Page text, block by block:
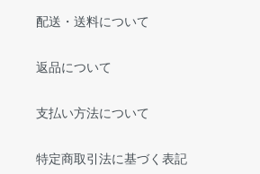
配送・送料について
返品について
支払い方法について
特定商取引法に基づく表記